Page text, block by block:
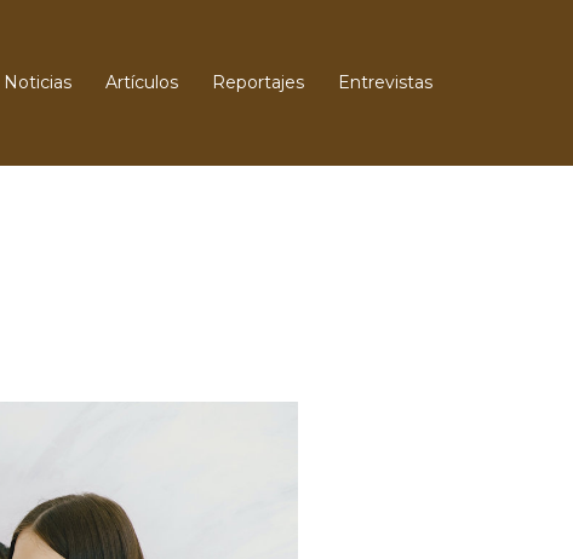
Noticias Artículos Reportajes Entrevistas